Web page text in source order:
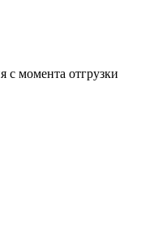
с момента отгрузки